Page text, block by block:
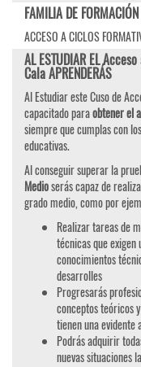
FAMILIA DE
ACCESO A CICLOS
AL ESTUDIAR EL
Cala APRENDERÁS
Al Estudiar este Cuso de
capacitado paraobtener el
siempre que cumplas con
educativas.
Al conseguir superar la
Medioserás capaz de
grado medio, como por
Realizar tareas de
técnicas que exigen
conocimientos
desarrolles
Progresarás
conceptos teóricos
tienen una evidente
Podrás adquirir
nuevas situaciones